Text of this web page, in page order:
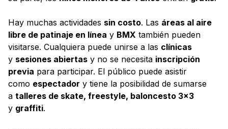
Hay muchas actividades sin costo. Las áreas al aire
libre de patinaje en línea y BMX también pueden
visitarse. Cualquiera puede unirse a las clínicas
y sesiones abiertas y no se necesita inscripción
previa para participar. El público puede asistir
como espectador y tiene la posibilidad de sumarse
a talleres de skate, freestyle, baloncesto 3×3
y graffiti.